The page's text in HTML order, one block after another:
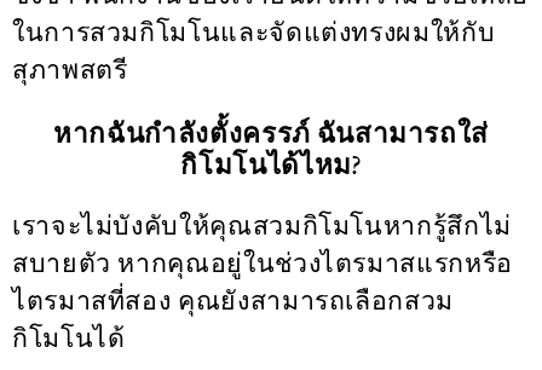
ในการสวมกิโมโนและจัดแต่งทรงผมให้กับ
สุภาพสตรี
หากฉันกำลังตั้งครรภ์ ฉันสามารถใส่
กิโมโนได้ไหม?
เราจะไม่บังคับให้คุณสวมกิโมโนหากรู้สึกไม่
สบายตัว หากคุณอยู่ในช่วงไตรมาสแรกหรือ
ไตรมาสที่สอง คุณยังสามารถเลือกสวม
กิโมโนได้